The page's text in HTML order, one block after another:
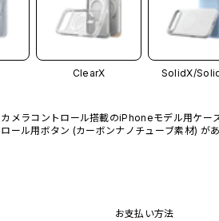
ClearX SolidX/
カメラコントロール搭載のiPhoneモデル用ケー
ロール用ボタン (カーボンナノチューブ素材) が
お支払い方法